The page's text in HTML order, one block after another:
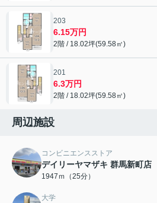
203
6.15万円
2階 / 18.02坪(59.58㎡)
201
6.3万円
2階 / 18.02坪(59.58㎡)
周辺施設
コンビニエンスストア
デイリーヤマザキ 群馬新町店
1947ｍ（25分）
大学